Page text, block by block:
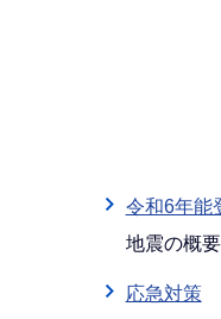
令和6年能
地震の概
応急対策